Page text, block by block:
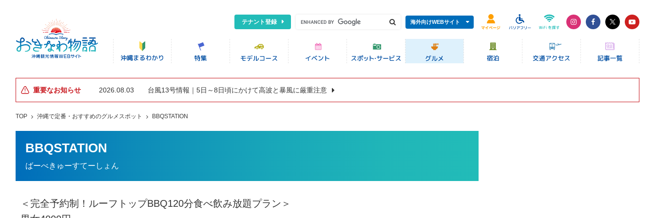
テナント登録 海外向けWEBサイト
重要なお知らせ 2026.08.03 台風13号情報｜5日～8日頃にかけて高波と暴風に厳重注意
TOP 沖縄で定番・おすすめのグルメスポット BBQSTATION
BBQSTATION
ばーべきゅーすてーしょん
＜完全予約制！ルーフトップBBQ120分食べ飲み放題プラン＞